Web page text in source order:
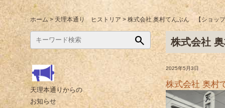
ホーム > 天理本通り ヒストリア > 株式会社 奥村てんぶん 【ショッ
株式会社
2025年5月3日
株式会社 奥村
search
天理本通りからの
お知らせ